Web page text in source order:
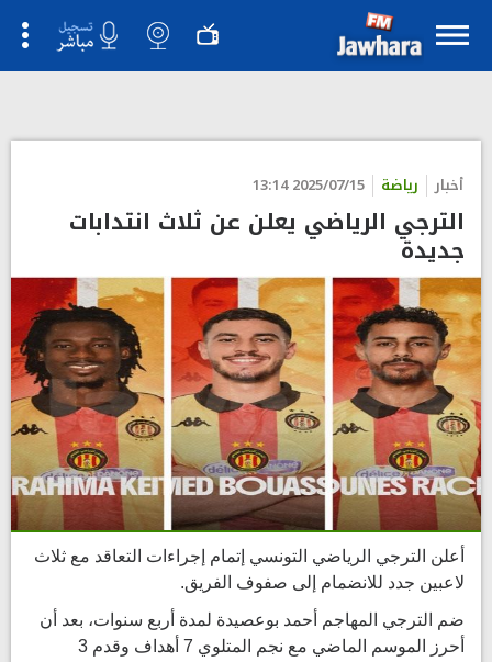
أعلن الترجي الرياضي التونسي إتمام إجراءات التعاقد مع ثلاث لاعبين
أخبار رياضة 2025/07/15 13:14
الترجي الرياضي يعلن عن ثلاث انتدابات
جديدة
أعلن الترجي الرياضي التونسي إتمام إجراءات التعاقد مع ثلاث
لاعبين جدد للانضمام إلى صفوف الفريق.
ضم الترجي المهاجم أحمد بوعصيدة لمدة أربع سنوات، بعد أن
أحرز الموسم الماضي مع نجم المتلوي 7 أهداف وقدم 3